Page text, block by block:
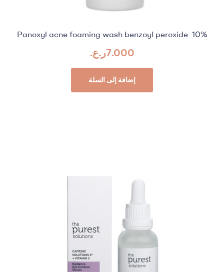
Panoxyl acne foaming wash benzoyl peroxide 10%
7.000ر.ع.
إضافة إلى السلة